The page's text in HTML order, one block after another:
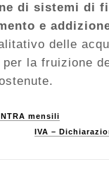
di sistemi di
e
delle
la fruizione
mensili
IVA –